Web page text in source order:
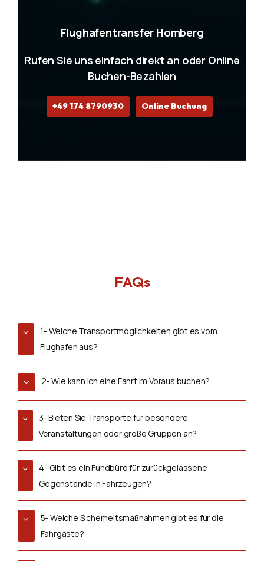
Flughafentransfer Homberg
Rufen Sie uns einfach direkt an oder Online
Buchen-Bezahlen
+49 174 8790930 Online Buchung
FAQs
1- Welche Transportmöglichkeiten gibt es vom
Flughafen aus?
2- Wie kann ich eine Fahrt im Voraus buchen?
3- Bieten Sie Transporte für besondere
Veranstaltungen oder große Gruppen an?
4- Gibt es ein Fundbüro für zurückgelassene
Gegenstände in Fahrzeugen?
5- Welche Sicherheitsmaßnahmen gibt es für die
Fahrgäste?